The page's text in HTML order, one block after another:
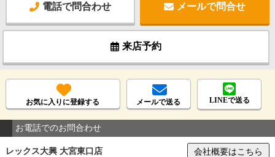
電話で問合わせ メールで問合せ
来店予約
お気に入りに登録する メールで送る LINEで送る
お電話でのお問合わせ
レックス大興 大宮東口店 会社概要はこちら